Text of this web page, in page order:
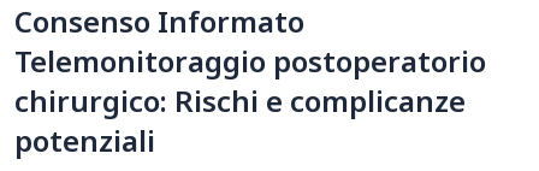
Consenso Informato
Telemonitoraggio postoperatorio
chirurgico: Rischi e complicanze
potenziali